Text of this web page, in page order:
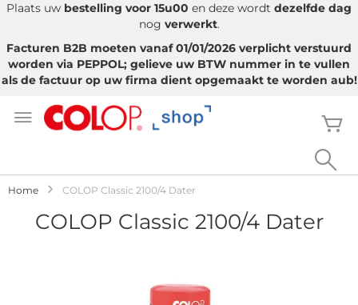
Plaats uw bestelling voor 15u00 en deze wordt dezelfde dag
nog verwerkt.
Facturen B2B moeten vanaf 01/01/2026 verplicht verstuurd
worden via PEPPOL; gelieve uw BTW nummer in te vullen
als de factuur op uw firma dient opgemaakt te worden aub!
naar
Home COLOP Classic 2100/4 Dater
COLOP Classic 2100/4 Dater